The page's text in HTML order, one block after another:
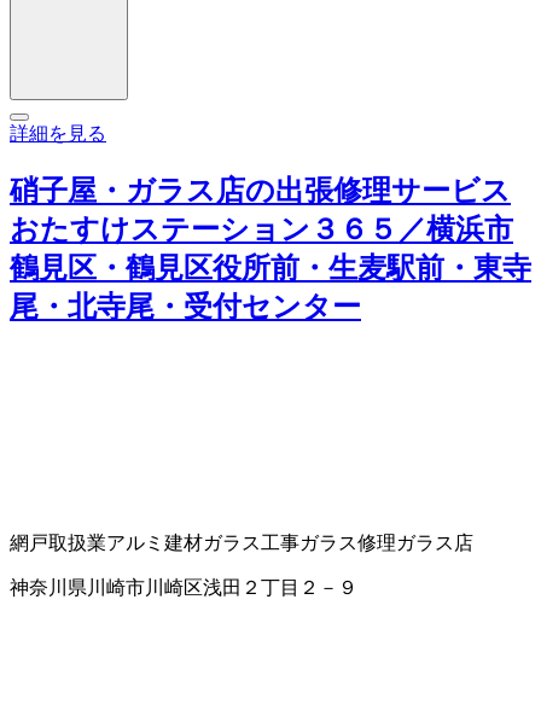
詳細を見る
硝子屋・ガラス店の出張修理サービス
おたすけステーション３６５／横浜市
鶴見区・鶴見区役所前・生麦駅前・東寺
尾・北寺尾・受付センター
網戸取扱業アルミ建材ガラス工事ガラス修理ガラス店
神奈川県川崎市川崎区浅田２丁目２－９